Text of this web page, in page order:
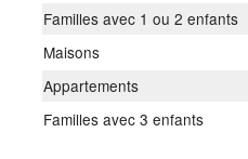
Familles avec 1 ou 2 enfants
Maisons
Appartements
Familles avec 3 enfants